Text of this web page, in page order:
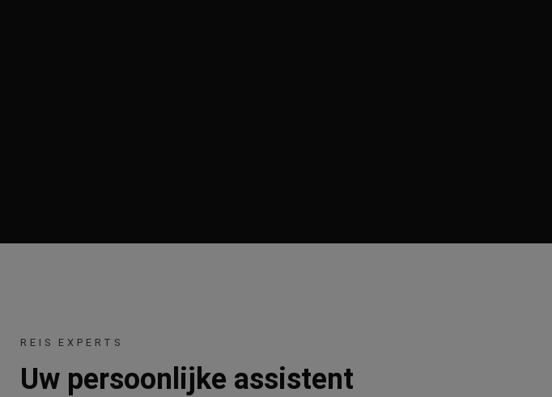
REIS EXPERTS
Uw persoonlijke assistent